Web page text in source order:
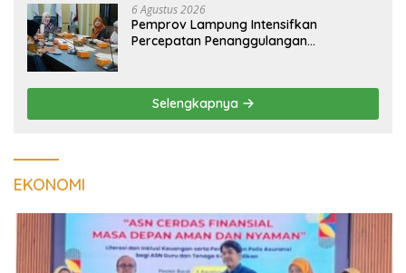
6 Agustus 2026
Pemprov Lampung Intensifkan
Percepatan Penanggulangan
Selengkapnya
EKONOMI